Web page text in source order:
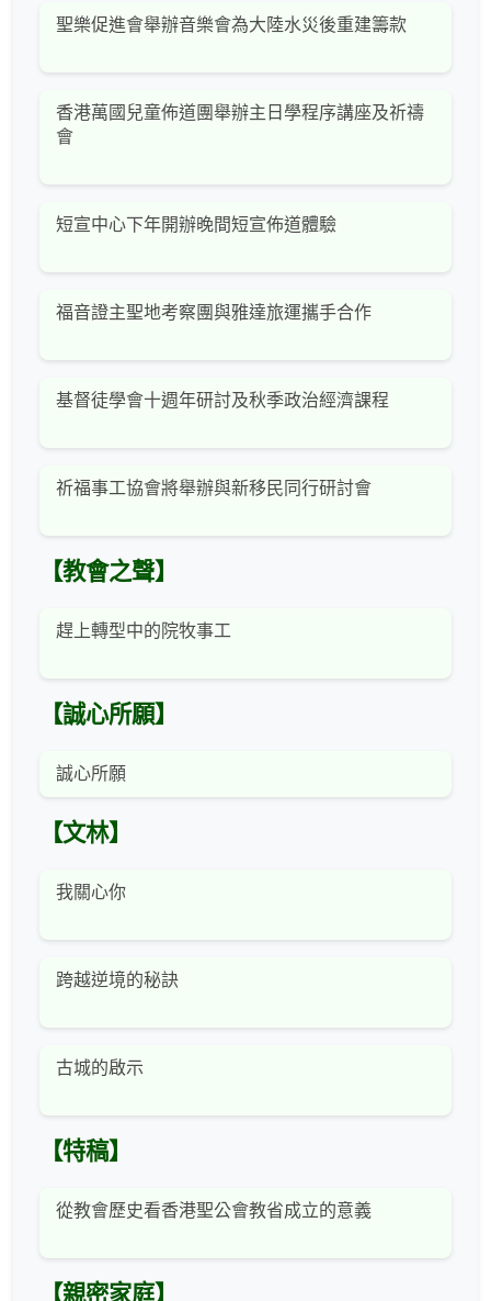
聖樂促進會舉辦音樂會為大陸水災後重建籌款
香港萬國兒童佈道團舉辦主日學程序講座及祈禱
會
短宣中心下年開辦晚間短宣佈道體驗
福音證主聖地考察團與雅達旅運攜手合作
基督徒學會十週年研討及秋季政治經濟課程
祈福事工協會將舉辦與新移民同行研討會
【教會之聲】
趕上轉型中的院牧事工
【誠心所願】
誠心所願
【文林】
我關心你
跨越逆境的秘訣
古城的啟示
【特稿】
從教會歷史看香港聖公會教省成立的意義
【親密家庭】